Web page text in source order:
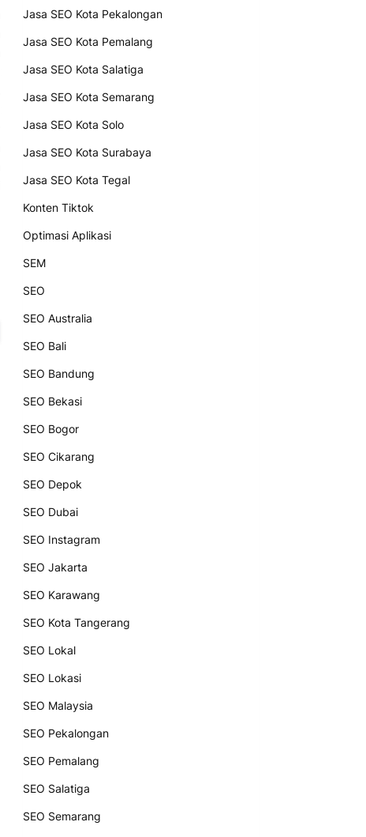
Jasa SEO Kota Pekalongan
Jasa SEO Kota Pemalang
Jasa SEO Kota Salatiga
Jasa SEO Kota Semarang
Jasa SEO Kota Solo
Jasa SEO Kota Surabaya
Jasa SEO Kota Tegal
Konten Tiktok
Optimasi Aplikasi
SEM
SEO
SEO Australia
SEO Bali
SEO Bandung
SEO Bekasi
SEO Bogor
SEO Cikarang
SEO Depok
SEO Dubai
SEO Instagram
SEO Jakarta
SEO Karawang
SEO Kota Tangerang
SEO Lokal
SEO Lokasi
SEO Malaysia
SEO Pekalongan
SEO Pemalang
SEO Salatiga
SEO Semarang